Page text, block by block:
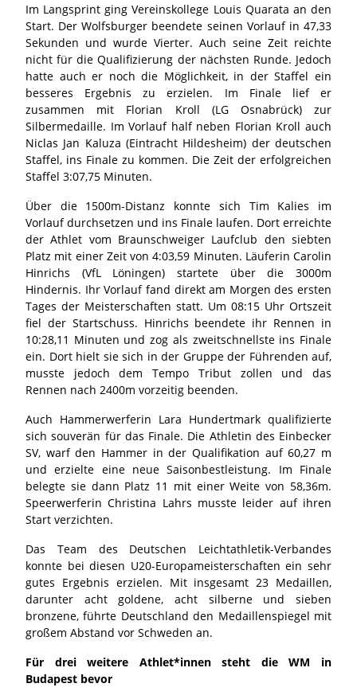
Im Langsprint ging Vereinskollege Louis Quarata an den
Start. Der Wolfsburger beendete seinen Vorlauf in 47,33
Sekunden und wurde Vierter. Auch seine Zeit reichte
nicht für die Qualifizierung der nächsten Runde. Jedoch
hatte auch er noch die Möglichkeit, in der Staffel ein
besseres Ergebnis zu erzielen. Im Finale lief er
zusammen mit Florian Kroll (LG Osnabrück) zur
Silbermedaille. Im Vorlauf half neben Florian Kroll auch
Niclas Jan Kaluza (Eintracht Hildesheim) der deutschen
Staffel, ins Finale zu kommen. Die Zeit der erfolgreichen
Staffel 3:07,75 Minuten.
Über die 1500m-Distanz konnte sich Tim Kalies im
Vorlauf durchsetzen und ins Finale laufen. Dort erreichte
der Athlet vom Braunschweiger Laufclub den siebten
Platz mit einer Zeit von 4:03,59 Minuten. Läuferin Carolin
Hinrichs (VfL Löningen) startete über die 3000m
Hindernis. Ihr Vorlauf fand direkt am Morgen des ersten
Tages der Meisterschaften statt. Um 08:15 Uhr Ortszeit
fiel der Startschuss. Hinrichs beendete ihr Rennen in
10:28,11 Minuten und zog als zweitschnellste ins Finale
ein. Dort hielt sie sich in der Gruppe der Führenden auf,
musste jedoch dem Tempo Tribut zollen und das
Rennen nach 2400m vorzeitig beenden.
Auch Hammerwerferin Lara Hundertmark qualifizierte
sich souverän für das Finale. Die Athletin des Einbecker
SV, warf den Hammer in der Qualifikation auf 60,27 m
und erzielte eine neue Saisonbestleistung. Im Finale
belegte sie dann Platz 11 mit einer Weite von 58,36m.
Speerwerferin Christina Lahrs musste leider auf ihren
Start verzichten.
Das Team des Deutschen Leichtathletik-Verbandes
konnte bei diesen U20-Europameisterschaften ein sehr
gutes Ergebnis erzielen. Mit insgesamt 23 Medaillen,
darunter acht goldene, acht silberne und sieben
bronzene, führte Deutschland den Medaillenspiegel mit
großem Abstand vor Schweden an.
Für drei weitere Athlet*innen steht die WM in
Budapest bevor